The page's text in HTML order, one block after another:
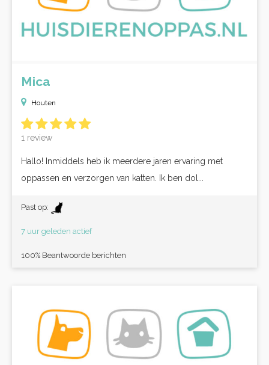
Mica
Houten
1 review
Hallo! Inmiddels heb ik meerdere jaren ervaring met
oppassen en verzorgen van katten. Ik ben dol...
Past op:
7 uur geleden actief
100% Beantwoorde berichten